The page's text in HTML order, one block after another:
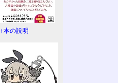
↑本の説明